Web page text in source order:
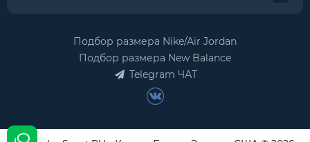
Подбор размера Nike/Air Jordan
Подбор размера New Balance
Telegram ЧАТ